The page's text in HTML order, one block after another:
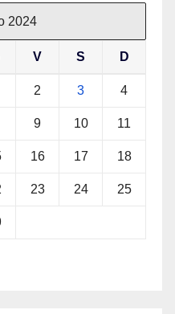
2024
V S D
2 3 4
9 10 11
16 17 18
23 24 25